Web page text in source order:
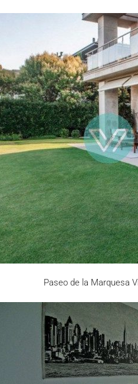
Paseo de la Marquesa